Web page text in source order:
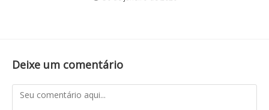
Deixe um comentário